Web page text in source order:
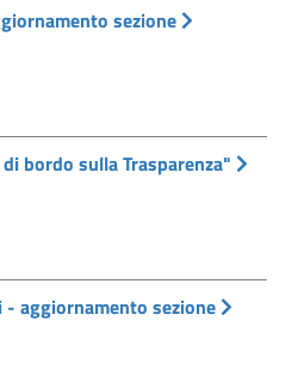
sezione
bordo sulla Trasparenza"
aggiornamento sezione